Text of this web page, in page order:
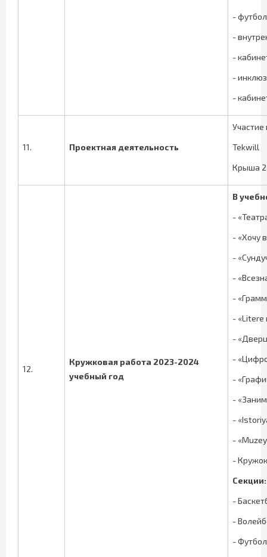
-
-
-
-
-
11. Проектная деятельность
Участие
Tekwill
Крыша 2
12.
Кружковая работа 2023-2024
учебный год
В
-
- «Хочу
-
-
-
- «Litere
-
-
-
-
-
-
-
Секции:
-
-
- Футбол